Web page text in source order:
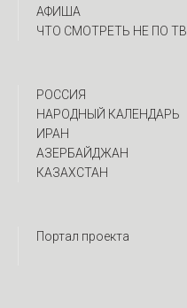
АФИША
ЧТО СМОТРЕТЬ НЕ ПО ТВ
РОССИЯ
НАРОДНЫЙ КАЛЕНДАРЬ
ИРАН
АЗЕРБАЙДЖАН
КАЗАХСТАН
Портал проекта